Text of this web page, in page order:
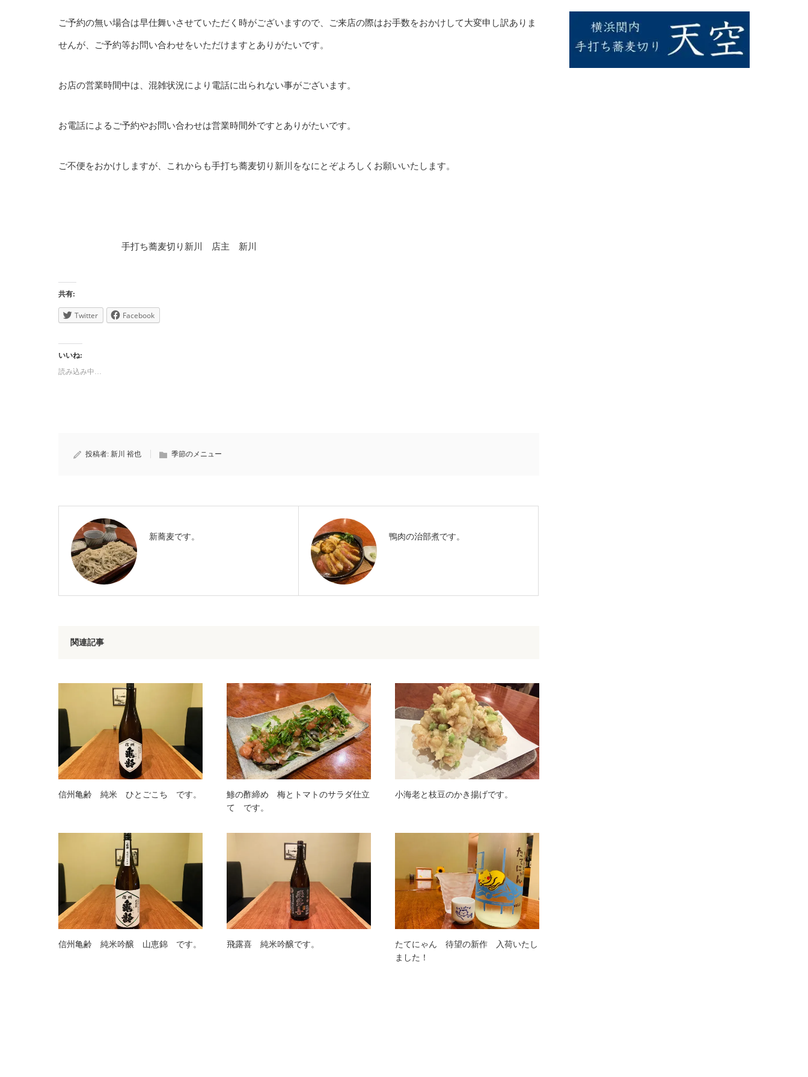
ご予約の無い場合は早仕舞いさせていただく時がございますので、ご来店の際はお手数をおかけして大変申し訳ありま
せんが、ご予約等お問い合わせをいただけますとありがたいです。
お店の営業時間中は、混雑状況により電話に出られない事がございます。
お電話によるご予約やお問い合わせは営業時間外ですとありがたいです。
ご不便をおかけしますが、これからも手打ち蕎麦切り新川をなにとぞよろしくお願いいたします。
手打ち蕎麦切り新川 店主 新川
共有:
Twitter Facebook
いいね:
読み込み中…
投稿者: 新川 裕也 季節のメニュー
新蕎麦です。 鴨肉の治部煮です。
関連記事
信州亀齢 純米 ひとごこち です。
鯵の酢締め 梅とトマトのサラダ仕立
て です。
小海老と枝豆のかき揚げです。
信州亀齢 純米吟醸 山恵錦 です。 飛露喜 純米吟醸です。
たてにゃん 待望の新作 入荷いたし
ました！